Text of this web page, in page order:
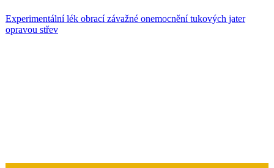
Experimentální lék obrací závažné onemocnění tukových jater
opravou střev